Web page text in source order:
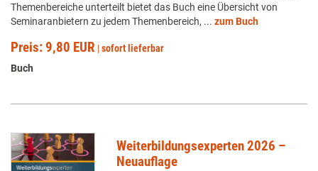
Themenbereiche unterteilt bietet das Buch eine Übersicht von
Seminaranbietern zu jedem Themenbereich, ... zum Buch
Preis: 9,80 EUR |sofort lieferbar
Buch
Weiterbildungsexperten 2026 –
Neuauflage